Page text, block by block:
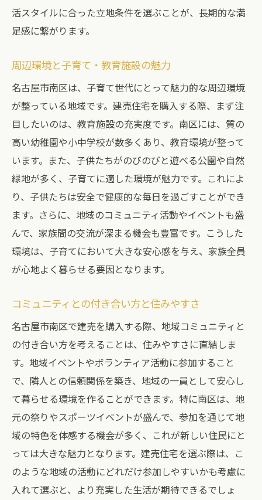
活スタイルに合った立地条件を選ぶことが、長期的な満
足感に繋がります。
周辺環境と子育て・教育施設の魅力
名古屋市南区は、子育て世代にとって魅力的な周辺環境
が整っている地域です。建売住宅を購入する際、まず注
目したいのは、教育施設の充実度です。南区には、質の
高い幼稚園や小中学校が数多くあり、教育環境が整って
います。また、子供たちがのびのびと遊べる公園や自然
緑地が多く、子育てに適した環境が魅力です。これによ
り、子供たちは安全で健康的な毎日を過ごすことができ
ます。さらに、地域のコミュニティ活動やイベントも盛
んで、家族間の交流が深まる機会も豊富です。こうした
環境は、子育てにおいて大きな安心感を与え、家族全員
が心地よく暮らせる要因となります。
コミュニティとの付き合い方と住みやすさ
名古屋市南区で建売を購入する際、地域コミュニティと
の付き合い方を考えることは、住みやすさに直結しま
す。地域イベントやボランティア活動に参加すること
で、隣人との信頼関係を築き、地域の一員として安心し
て暮らせる環境を作ることができます。特に南区は、地
元の祭りやスポーツイベントが盛んで、参加を通じて地
域の特色を体感する機会が多く、これが新しい住民にと
っては大きな魅力となります。建売住宅を選ぶ際は、こ
のような地域の活動にどれだけ参加しやすいかも考慮に
入れて選ぶと、より充実した生活が期待できるでしょ